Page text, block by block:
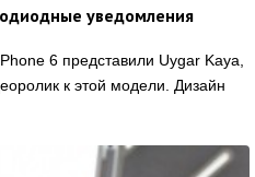
уведомления
6 представили Uygar Kaya,
к этой модели. Дизайн